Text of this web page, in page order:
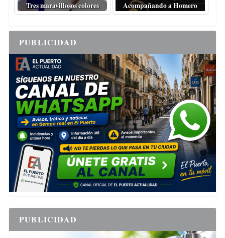
Tres maravillosos colores Acompañando a Homero
PUBLICIDAD
PUBLICIDAD